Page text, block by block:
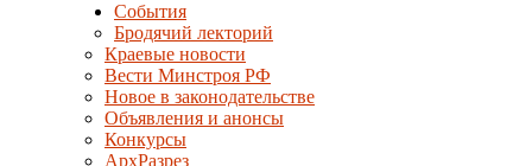
События
Бродячий лекторий
Краевые новости
Вести Минстроя РФ
Новое в законодательстве
Объявления и анонсы
Конкурсы
АрхРазрез